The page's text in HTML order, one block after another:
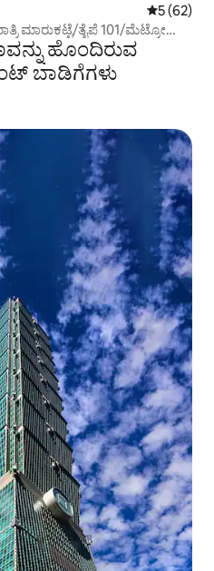
5 ರಲ್ಲಿ 5
5 (62)
ಮಾರುಕಟ್ಟೆ/ತೈಪೆ 101/ಮೆಟ್ರೋ
ವಿಚಾರಿಸಬಹುದು
ಹೊಂದಿರುವ
ಬಾಡಿಗೆಗಳು